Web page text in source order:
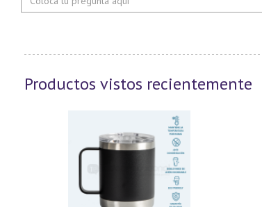
Productos vistos recientemente